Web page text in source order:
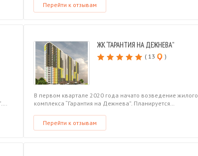
Перейти к отзывам
ЖК “ГАРАНТИЯ НА ДЕЖНЕВА”
( 13 )
В первом квартале 2020 года начато возведение жилого
комплекса “Гарантия на Дежнева”. Планируется…
Перейти к отзывам